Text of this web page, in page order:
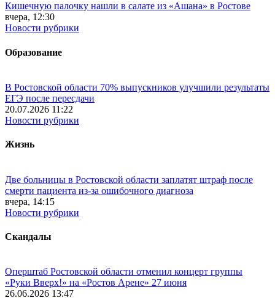
Кишечную палочку нашли в салате из «Ашана» в Ростове
вчера, 12:30
Новости рубрики
Образование
В Ростовской области 70% выпускников улучшили результаты
ЕГЭ после пересдачи
20.07.2026 11:22
Новости рубрики
Жизнь
Две больницы в Ростовской области заплатят штраф после
смерти пациента из-за ошибочного диагноза
вчера, 14:15
Новости рубрики
Скандалы
Оперштаб Ростовской области отменил концерт группы
«Руки Вверх!» на «Ростов Арене» 27 июня
26.06.2026 13:47